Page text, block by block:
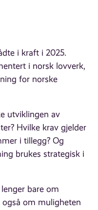
i kraft i 2025.
i norsk lovverk,
for norske
utviklingen av
Hvilke krav gjelder
i tillegg? Og
brukes strategisk i
bare om
også om muligheten